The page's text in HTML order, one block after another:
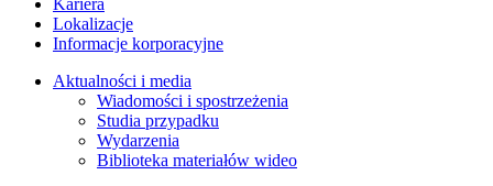
Lokalizacje
Informacje korporacyjne
Aktualności i media
Wiadomości i spostrzeżenia
Studia przypadku
Wydarzenia
Biblioteka materiałów wideo